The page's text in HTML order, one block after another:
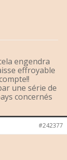
engendra
effroyable
une série de
concernés
#242377